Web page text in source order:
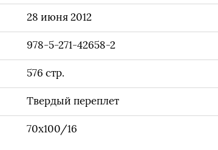
28 июня 2012
978-5-271-42658-2
576 стр.
Твердый переплет
70х100/16